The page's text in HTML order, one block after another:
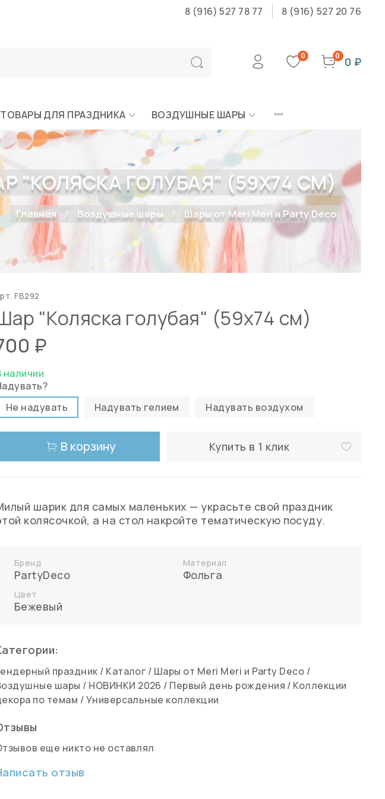
8 (916) 527 78 77 8 (916) 527 20 76
0 0 0 ₽
ТОВАРЫ ДЛЯ ПРАЗДНИКА ВОЗДУШНЫЕ ШАРЫ
"КОЛЯСКА ГОЛУБАЯ" (59Х74 СМ)
Главная Воздушные шары Шары от Meri Meri и Party Deco
FB292
"Коляска голубая" (59х74 см)
₽
наличии
Не надувать
Надувать гелием Надувать воздухом
В корзину Купить в 1 клик
шарик для самых маленьких — украсьте свой праздник
колясочкой, а на стол накройте тематическую посуду.
Бренд
PartyDeco
Материал
Фольга
Цвет
Бежевый
праздник / Каталог / Шары от Meri Meri и Party Deco /
шары / НОВИНКИ 2026 / Первый день рождения / Коллекции
по темам /Универсальные коллекции
еще никто не оставлял
отзыв